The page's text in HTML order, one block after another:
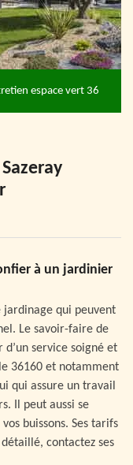
espace vert 36
à un jardinier
jardinage qui peuvent
Le savoir-faire de
service soigné et
36160 et notamment
qui assure un travail
Il peut aussi se
buissons. Ses tarifs
contactez ses